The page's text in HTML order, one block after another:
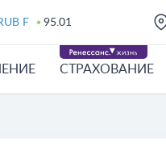
F 95.01
СТРАХОВАНИЕ